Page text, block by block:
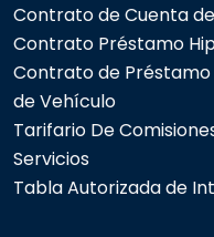
Contrato de Cuenta
Contrato Préstamo
Contrato de
de Vehículo
Tarifario De
Servicios
Tabla Autorizada de